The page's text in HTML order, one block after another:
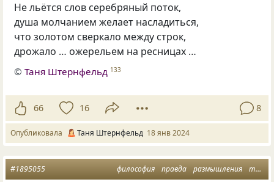
Не льётся слов серебряный поток,
душа молчанием желает насладиться,
что золотом сверкало между строк,
дрожало … ожерельем на ресницах …
©Таня Штернфельд 133
66 16 8
Опубликовала Таня Штернфельд 18 янв 2024
философия правда размышления тяжесть
#1895055